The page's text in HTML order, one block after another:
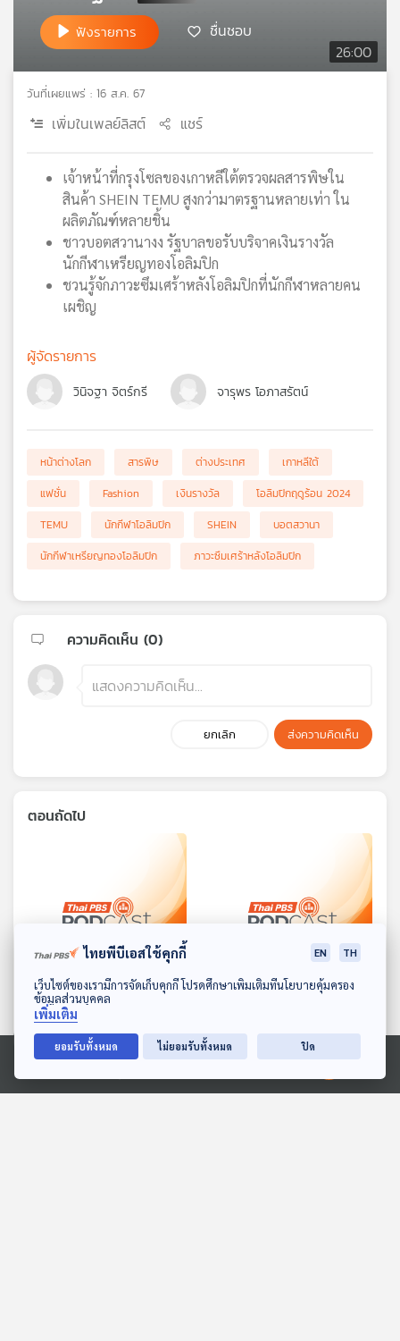
กับ
เรา
แผนที่
วิทยุ
เครือ
ข่าย
ดาวน์โหลด Thai PBS Podcast Application
Ⓒ 2020 องค์การกระจายเสียงและแพร่ภาพสาธารณะแห่งประเทศไทย
26:00
ฟังรายการ ชื่นชอบ
วันที่เผยแพร่ : 16 ส.ค. 67
เพิ่มในเพลย์ลิสต์ แชร์
เจ้าหน้าที่กรุงโซลของเกาหลีใต้ตรวจผลสารพิษใน
สินค้า SHEIN TEMU สูงกว่ามาตรฐานหลายเท่า ใน
ผลิตภัณฑ์หลายชิ้น
ชาวบอตสวานางง รัฐบาลขอรับบริจาคเงินรางวัล
นักกีฬาเหรียญทองโอลิมปิก
ชวนรู้จักภาวะซึมเศร้าหลังโอลิมปิกที่นักกีฬาหลายคน
เผชิญ
ผู้จัดรายการ
วินิจฐา จิตร์กรี จารุพร โอภาสรัตน์
หน้าต่างโลก สารพิษ ต่างประเทศ
เกาหลีใต้
แฟชั่น
Fashion เงินรางวัล
โอลิมปิกฤดูร้อน 2024
TEMU
นักกีฬาโอลิมปิก SHEIN
บอตสวานา
นักกีฬาเหรียญทองโอลิมปิก
ภาวะซึมเศร้าหลังโอลิมปิก
ความคิดเห็น (0)
ยกเลิก ส่งความคิดเห็น
ตอนถัดไป
26:00
บทบาทของดัก เอมฮอฟฟ์
กับการสนับสนุนแผนหา
เสียงของคามาลา แฮร์ริส
หน้าต่างโลก
ของมนุษย์ เงิน หรือ เป้า
หมายในชีวิต
หน้าต่างโลก
ไทยพีบีเอสใช้คุกกี้ EN TH
เว็บไซต์ของเรามีการจัดเก็บคุกกี้ โปรดศึกษาเพิ่มเติมที่นโยบายคุ้มครอง
ข้อมูลส่วนบุคคล
เพิ่มเติม
ยอมรับทั้งหมด ไม่ยอมรับทั้งหมด ปิด